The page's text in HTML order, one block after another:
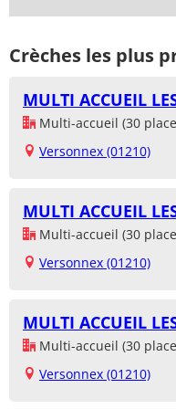
Crèches les plus
MULTI ACCUEIL
Multi-accueil (30
Versonnex (01210)
MULTI ACCUEIL
Multi-accueil (30
Versonnex (01210)
MULTI ACCUEIL
Multi-accueil (30
Versonnex (01210)